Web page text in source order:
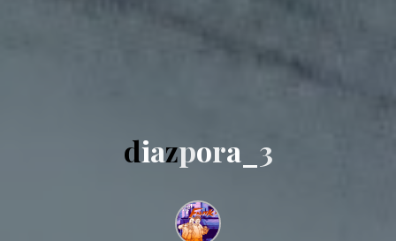
diazpora_ 3